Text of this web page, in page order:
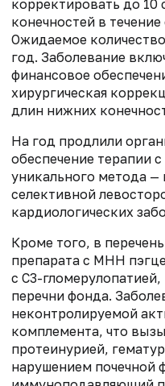
корректировать до
конечностей в
Ожидаемое
год. Заболевание
финансовое
хирургическая
длин нижних
На год продлили
обеспечение терапии
уникального метода
селективной
кардиологических
Кроме того, в
препарата с МНН
с С3-
перечни фонда.
неконтролируемой
комплемента, что
протеинурией,
нарушением почечной